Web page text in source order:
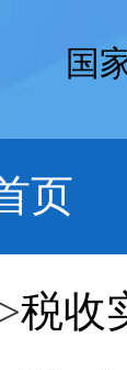
国
页
税收